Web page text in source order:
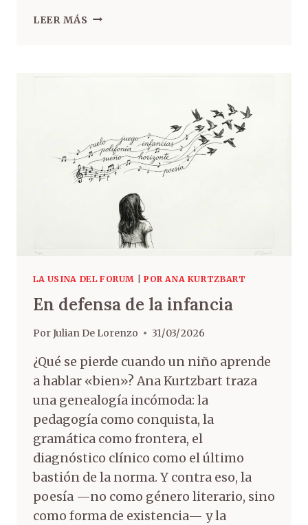
LEER MÁS
LA USINA DEL FORUM POR ANA KURTZBART
En defensa de la infancia
PorJulian De Lorenzo 31/03/2026
¿Qué se pierde cuando un niño aprende
a hablar «bien»? Ana Kurtzbart traza
una genealogía incómoda: la
pedagogía como conquista, la
gramática como frontera, el
diagnóstico clínico como el último
bastión de la norma. Y contra eso, la
poesía —no como género literario, sino
como forma de existencia— y la